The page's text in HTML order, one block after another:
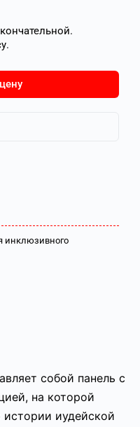
инклюзивного
собой панель c
на которой
иудейской